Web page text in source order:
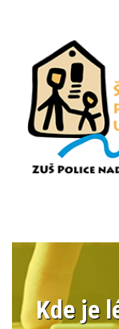
Kde je